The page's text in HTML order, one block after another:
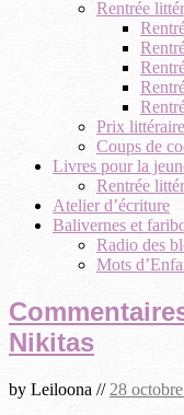
Rentrée
Prix
Coups de
Livres pour la
Rentrée
Atelier d’écriture
Balivernes et
Radio des
Mots
Nikitas
by Leiloona // 28